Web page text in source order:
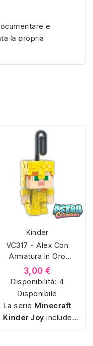
e
la propria
Kinder
VC317 - Alex Con
Armatura In Oro
(Graffetta)
3,00 €
Disponibilità: 4
Disponibile
La serie Minecraft
Kinder Joy include
piccole sorpresine